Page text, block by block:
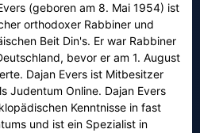
(geboren am 8. Mai 1954) ist
orthodoxer Rabbiner und
Beit Din's. Er war Rabbiner
bevor er am 1. August
Dajan Evers ist Mitbesitzer
Judentum Online. Dajan Evers
Kenntnisse in fast
und ist ein Spezialist in